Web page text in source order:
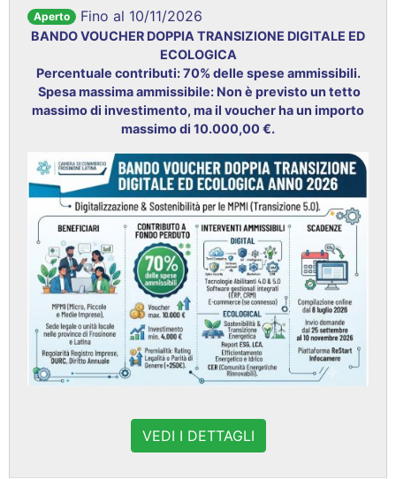
Aperto Fino al 10/11/2026
BANDO VOUCHER DOPPIA TRANSIZIONE DIGITALE ED
ECOLOGICA
Percentuale contributi: 70% delle spese ammissibili.
Spesa massima ammissibile: Non è previsto un tetto
massimo di investimento, ma il voucher ha un importo
massimo di 10.000,00 €.
VEDI I DETTAGLI